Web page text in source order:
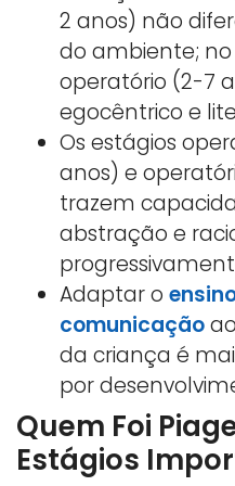
2 anos) não
do ambiente;
operatório (2-7
egocêntrico e
Os estágios
anos) e
trazem
abstração e
Adaptar o
comunicação
da criança é
por
Quem Foi
Estágios